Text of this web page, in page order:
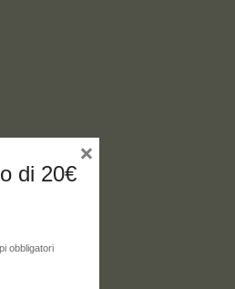
di 20€
obbligatori
×